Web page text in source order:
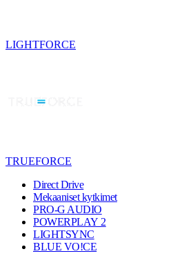
LIGHTFORCE
TRUEFORCE
Direct Drive
Mekaaniset kytkimet
PRO-G AUDIO
POWERPLAY 2
LIGHTSYNC
BLUE VO!CE